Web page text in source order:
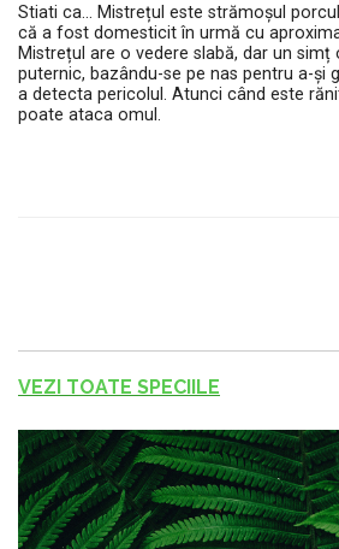
Stiati ca... Mistrețul este strămoșul
că a fost domesticit în urmă cu
Mistrețul are o vedere slabă, dar un
puternic, bazându-se pe nas pentru a-și
a detecta pericolul. Atunci când este
poate ataca omul.
VEZI TOATE SPECIILE